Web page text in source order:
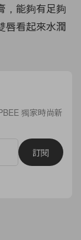
，能夠有足夠
唇看起來水潤
獨家時尚新
訂閱